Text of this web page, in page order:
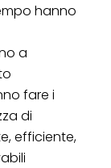
hanno
a
fare i
di
efficiente,